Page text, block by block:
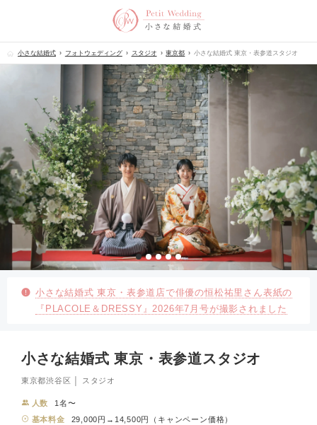
小さな結婚式 フォトウェディング スタジオ 東京都 小さな結婚式 東京・表参道スタジオ
​小さな結婚式 東京・表参道店で俳優の恒松祐里さん表紙の
『PLACOLE＆DRESSY』2026年7月号が撮影されました
小さな結婚式 東京・表参道スタジオ
東京都渋谷区 │ スタジオ
人数
1名〜
基本料金
29,000円→14,500円（キャンペーン価格）